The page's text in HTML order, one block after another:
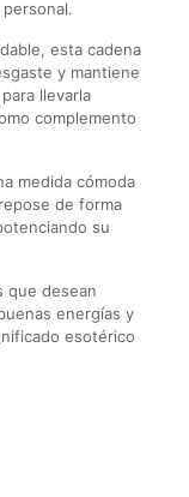
esta cadena
y mantiene
llevarla
complemento
medida cómoda
de forma
su
que desean
energías y
esotérico